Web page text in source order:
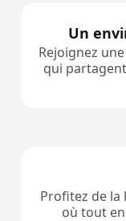
Un
Rejoignez
qui
Profitez de
où tout